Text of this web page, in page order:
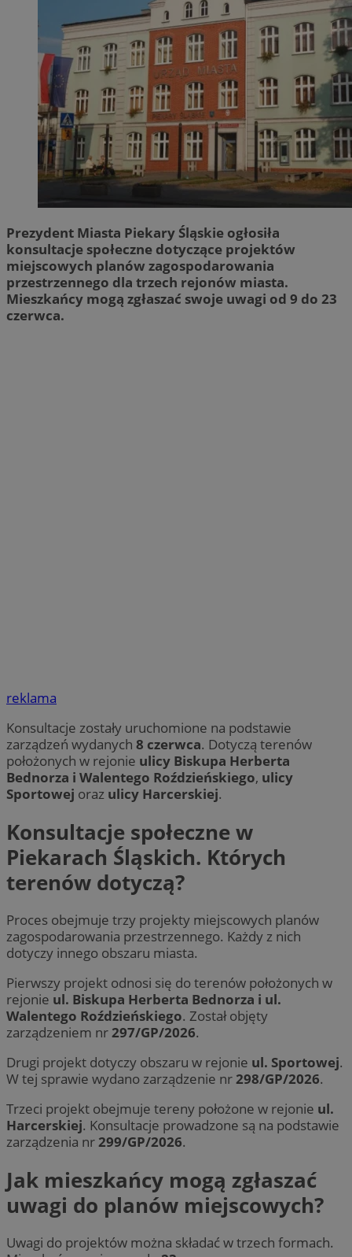
Prezydent Miasta Piekary Śląskie ogłosiła
konsultacje społeczne dotyczące projektów
miejscowych planów zagospodarowania
przestrzennego dla trzech rejonów miasta.
Mieszkańcy mogą zgłaszać swoje uwagi od 9 do 23
czerwca.
reklama
Konsultacje zostały uruchomione na podstawie
zarządzeń wydanych 8 czerwca. Dotyczą terenów
położonych w rejonie ulicy Biskupa Herberta
Bednorza i Walentego Roździeńskiego, ulicy
Sportowej oraz ulicy Harcerskiej.
Konsultacje społeczne w
Piekarach Śląskich. Których
terenów dotyczą?
Proces obejmuje trzy projekty miejscowych planów
zagospodarowania przestrzennego. Każdy z nich
dotyczy innego obszaru miasta.
Pierwszy projekt odnosi się do terenów położonych w
rejonie ul. Biskupa Herberta Bednorza i ul.
Walentego Roździeńskiego. Został objęty
zarządzeniem nr297/GP/2026.
Drugi projekt dotyczy obszaru w rejonie ul. Sportowej.
W tej sprawie wydano zarządzenie nr298/GP/2026.
Trzeci projekt obejmuje tereny położone w rejonie ul.
Harcerskiej. Konsultacje prowadzone są na podstawie
zarządzenia nr299/GP/2026.
Jak mieszkańcy mogą zgłaszać
uwagi do planów miejscowych?
Uwagi do projektów można składać w trzech formach.